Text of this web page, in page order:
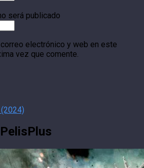
será publicado
correo electrónico y web en este
vez que comente.